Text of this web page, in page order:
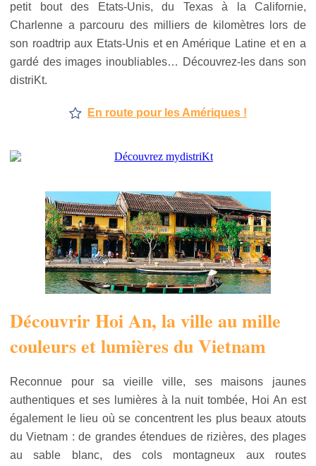
petit bout des Etats-Unis, du Texas à la Californie,
Charlenne a parcouru des milliers de kilomètres lors de
son roadtrip aux Etats-Unis et en Amérique Latine et en a
gardé des images inoubliables… Découvrez-les dans son
distriKt.
En route pour les Amériques !
Découvrir Hoi An, la ville au mille
couleurs et lumières du Vietnam
Reconnue pour sa vieille ville, ses maisons jaunes
authentiques et ses lumières à la nuit tombée, Hoi An est
également le lieu où se concentrent les plus beaux atouts
du Vietnam : de grandes étendues de rizières, des plages
au sable blanc, des cols montagneux aux routes